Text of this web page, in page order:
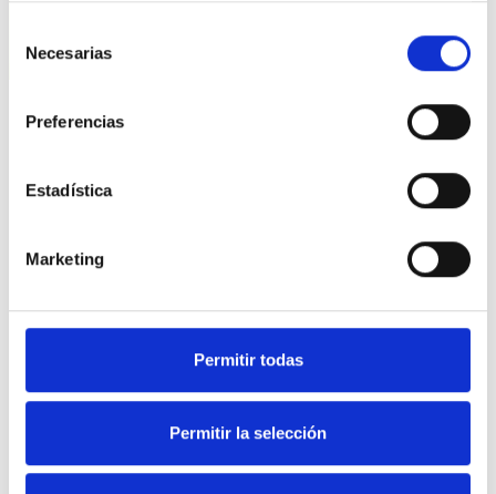
Necesarias
Preferencias
Estadística
Marketing
Permitir todas
Permitir la selección
¿Como crearías empleo en una
creación de empleo?